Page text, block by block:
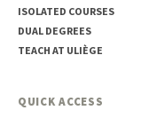
ISOLATED COURSES
DUAL DEGREES
TEACH AT ULIÈGE
QUICK ACCESS